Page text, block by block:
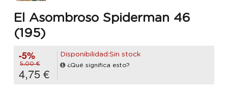
El Asombroso Spiderman 46
(195)
-5%
5,00 €
4,75 €
Disponibilidad:Sin stock
¿Qué significa esto?